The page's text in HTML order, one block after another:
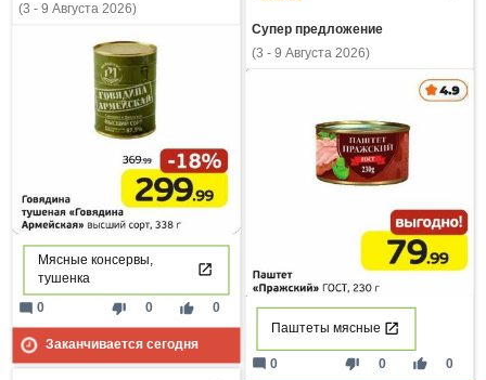
(3 - 9 Августа 2026)
Мясные консервы,
тушенка
thumb_down 0 thumb_up 0
mode_comment 0
Заканчивается сегодня
Супер предложение
(3 - 9 Августа 2026)
Паштеты мясные
thumb_down 0 thumb_up 0
mode_comment 0